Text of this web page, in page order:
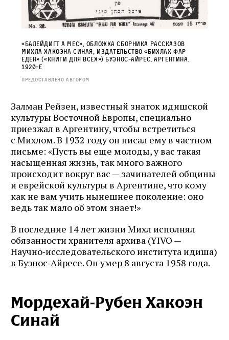
«Балейдигт а мес», обложка сборника рассказов
Михла Хакоэна Синая, издательство «Бихлах фар
еден» («Книги для всех») Буэнос‑Айрес, Аргентина.
1920‑е
Предоставлено автором
Залман Рейзен, известный знаток идишской
культуры Восточной Европы, специально
приезжал в Аргентину, чтобы встретиться
с Михлом. В 1932 году он писал ему в частном
письме: «Пусть вы еще молоды, у вас такая
насыщенная жизнь, так много важного
происходит вокруг вас — зачинателей общины
и еврейской культуры в Аргентине, что кому
как не вам учить нынешнее поколение: оно
ведь так мало об этом знает!»
В последние 14 лет жизни Михл исполнял
обязанности хранителя архива (YIVO —
Научно‑исследовательского института идиша)
в Буэнос‑Айресе. Он умер 8 августа 1958 года.
Мордехай‑Рубен Хакоэн
Синай